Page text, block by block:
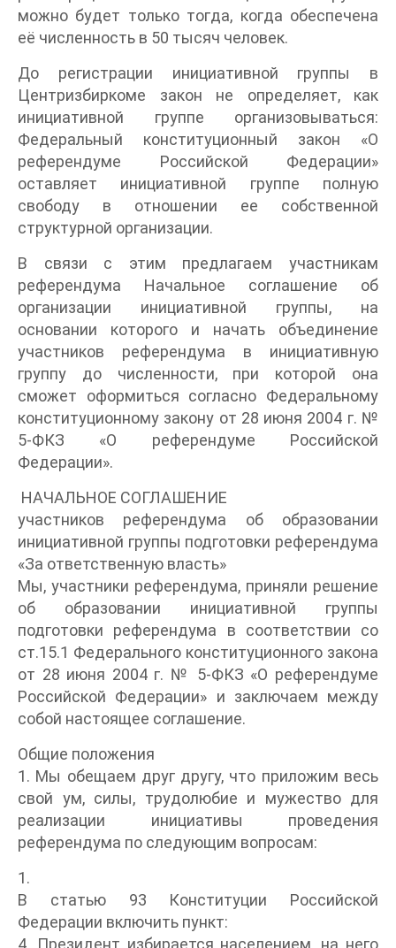
можно будет только тогда, когда обеспечена
её численность в 50 тысяч человек.
До регистрации инициативной группы в
Центризбиркоме закон не определяет, как
инициативной группе организовываться:
Федеральный конституционный закон «О
референдуме Российской Федерации»
оставляет инициативной группе полную
свободу в отношении ее собственной
структурной организации.
В связи с этим предлагаем участникам
референдума Начальное соглашение об
организации инициативной группы, на
основании которого и начать объединение
участников референдума в инициативную
группу до численности, при которой она
сможет оформиться согласно Федеральному
конституционному закону от 28 июня 2004 г. №
5-ФКЗ «О референдуме Российской
Федерации».
НАЧАЛЬНОЕ СОГЛАШЕНИЕ
участников референдума об образовании
инициативной группы подготовки референдума
«За ответственную власть»
Мы, участники референдума, приняли решение
об образовании инициативной группы
подготовки референдума в соответствии со
ст.15.1 Федерального конституционного закона
от 28 июня 2004 г. № 5-ФКЗ «О референдуме
Российской Федерации» и заключаем между
собой настоящее соглашение.
Общие положения
1. Мы обещаем друг другу, что приложим весь
свой ум, силы, трудолюбие и мужество для
реализации инициативы проведения
референдума по следующим вопросам:
1.
В статью 93 Конституции Российской
Федерации включить пункт:
4. Президент избирается населением, на него